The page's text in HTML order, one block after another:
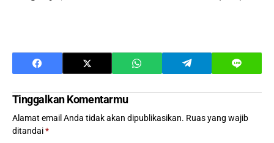
Tinggalkan Komentarmu
Alamat email Anda tidak akan dipublikasikan. Ruas yang wajib
ditandai*